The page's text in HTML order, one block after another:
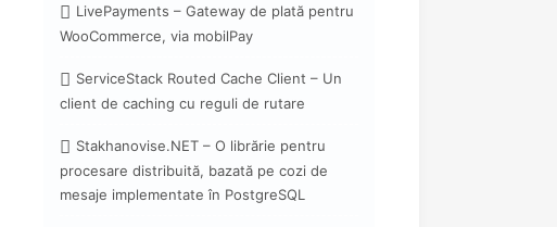
LivePayments – Gateway de plată pentru
WooCommerce, via mobilPay
ServiceStack Routed Cache Client – Un
client de caching cu reguli de rutare
Stakhanovise.NET – O librărie pentru
procesare distribuită, bazată pe cozi de
mesaje implementate în PostgreSQL